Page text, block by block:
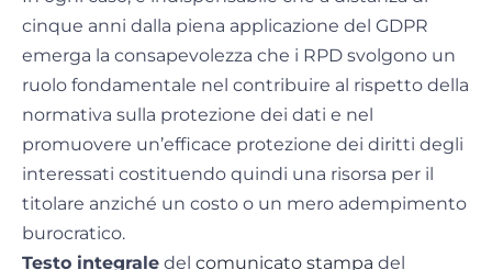
cinque anni dalla piena applicazione del GDPR
emerga la consapevolezza che i RPD svolgono un
ruolo fondamentale nel contribuire al rispetto della
normativa sulla protezione dei dati e nel
promuovere un’efficace protezione dei diritti degli
interessati costituendo quindi una risorsa per il
titolare anziché un costo o un mero adempimento
burocratico.
Testo integrale del comunicato stampa del